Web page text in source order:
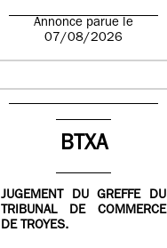
Annonce parue le
07/08/2026
BTXA
JUGEMENT DU GREFFE DU
TRIBUNAL DE COMMERCE
DE TROYES.